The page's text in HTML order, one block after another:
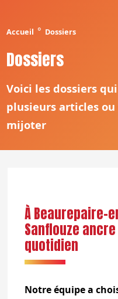
Accueil ° Dossiers
Dossiers
Voici les dossiers
plusieurs articles
mijoter
À Beaurepaire-
Sanflouze
quotidien
Notre équipe a